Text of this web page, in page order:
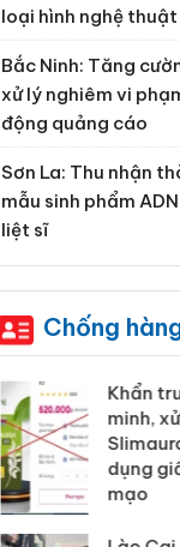
loại hình nghệ thuật
Bắc Ninh: Tăng
xử lý nghiêm vi
động quảng cáo
Sơn La: Thu nhận
mẫu sinh phẩm
liệt sĩ
Chống
Khẩn
minh,
dụng
mạo